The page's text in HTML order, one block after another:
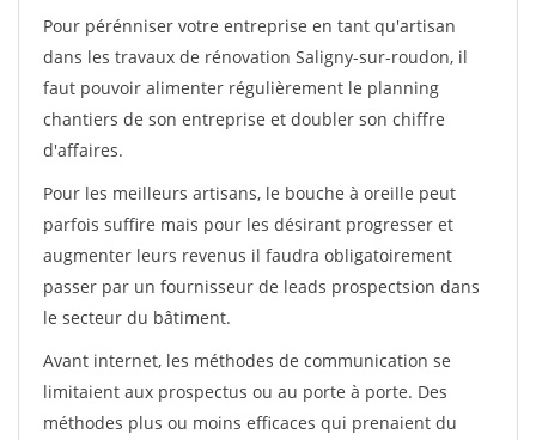
Pour pérénniser votre entreprise en tant qu'artisan
dans les travaux de rénovation Saligny-sur-roudon, il
faut pouvoir alimenter régulièrement le planning
chantiers de son entreprise et doubler son chiffre
d'affaires.
Pour les meilleurs artisans, le bouche à oreille peut
parfois suffire mais pour les désirant progresser et
augmenter leurs revenus il faudra obligatoirement
passer par un fournisseur de leads prospectsion dans
le secteur du bâtiment.
Avant internet, les méthodes de communication se
limitaient aux prospectus ou au porte à porte. Des
méthodes plus ou moins efficaces qui prenaient du